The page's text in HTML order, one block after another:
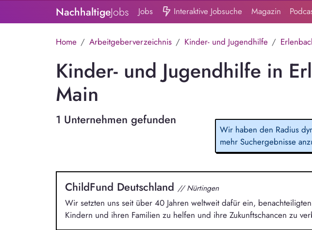
NachhaltigeJobs Jobs Interaktive Jobsuche Magazin
Home Arbeitgeberverzeichnis Kinder- und Jugendhilfe
Kinder- und Jugendhilfe in
Main
1 Unternehmen gefunden
Wir haben den Radius
mehr Suchergebnisse
ChildFund Deutschland // Nürtingen
Wir setzten uns seit über 40 Jahren weltweit dafür ein,
Kindern und ihren Familien zu helfen und ihre Zukunftschancen zu